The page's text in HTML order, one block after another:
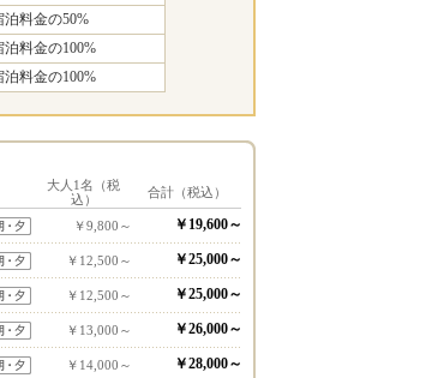
泊料金の50%
泊料金の100%
泊料金の100%
大人1名（税
込）
合計（税込）
￥9,800～ ￥19,600～
￥12,500～ ￥25,000～
￥12,500～ ￥25,000～
￥13,000～ ￥26,000～
￥14,000～ ￥28,000～